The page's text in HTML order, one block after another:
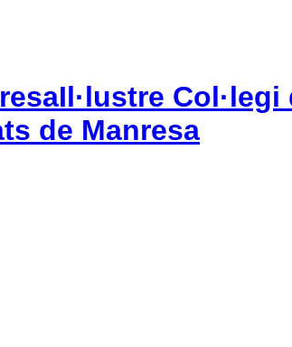
Il·lustre
de Manresa